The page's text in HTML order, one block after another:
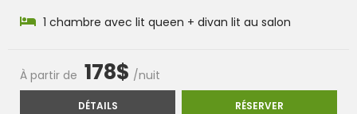
1 chambre avec lit queen + divan lit au salon
À partir de 178$ /nuit
DÉTAILSCHALET L’ASTRAL RÉSERVERCHALET